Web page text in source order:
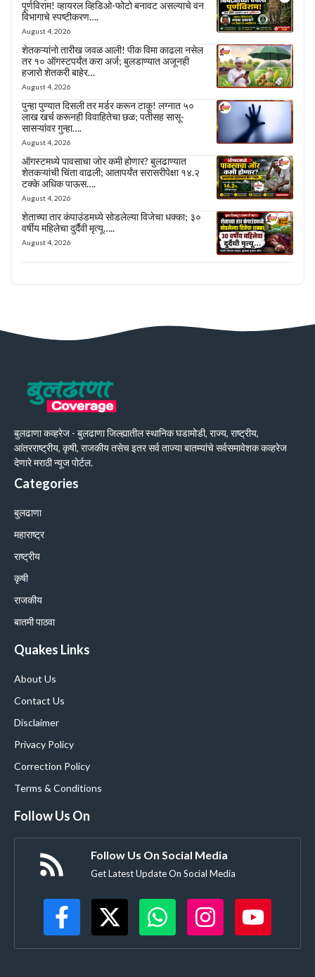
पूर्णविराम! व्हायरल व्हिडिओ-फोटो बनावट असल्याचे वन
विभागाचे स्पष्टीकरण….
August 4, 2026
शेतकऱ्यांनो तारीख जवळ आली! पीक विमा काढला नसेल
तर १० ऑगस्टपर्यंत करा अर्ज; बुलडाण्यात अजूनही
हजारो शेतकरी बाहेर…
August 4, 2026
पुन्हा पुण्यात दिसली तर मर्डर करून टाकू! लग्नात ५०
लाख खर्च करूनही विवाहितेचा छळ; पतीसह सासू-
सासऱ्यांवर गुन्हा….
August 4, 2026
ऑगस्टमध्ये पावसाचा जोर कमी होणार? बुलढाण्यात
शेतकऱ्यांची चिंता वाढली; आतापर्यंत सरासरीपेक्षा १४.२
टक्के अधिक पाऊस….
August 4, 2026
शेताच्या तार कंपाउंडमध्ये सोडलेल्या विजेचा धक्का; ३०
वर्षीय महिलेचा दुर्दैवी मृत्यू…..
August 4, 2026
बुलढाणा कव्हरेज - बुलढाणा जिल्ह्यातील स्थानिक घडामोडी, राज्य, राष्ट्रीय,
आंतरराष्ट्रीय, कृषी, राजकीय तसेच इतर सर्व ताज्या बातम्यांचे सर्वसमावेशक कव्हरेज
देणारे मराठी न्यूज पोर्टल.
Categories
बुलढाणा
महाराष्ट्र
राष्ट्रीय
कृषी
राजकीय
बातमी पाठवा
Quakes Links
About Us
Contact Us
Disclaimer
Privacy Policy
Correction Policy
Terms & Conditions
Follow Us On
Follow Us On Social Media
Get Latest Update On Social Media